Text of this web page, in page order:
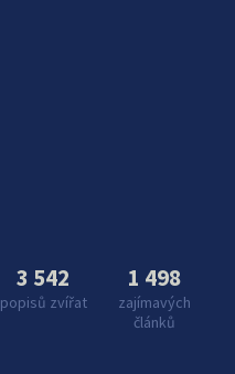
3 542
popisů zvířat
1 498
zajímavých
článků